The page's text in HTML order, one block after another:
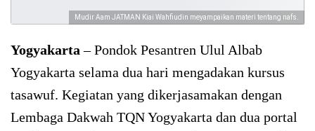
Mudir Aam JATMAN Kiai Wahfiudin meyampaikan materi tentang nafs.
Yogyakarta– Pondok Pesantren Ulul Albab
Yogyakarta selama dua hari mengadakan kursus
tasawuf. Kegiatan yang dikerjasamakan dengan
Lembaga Dakwah TQN Yogyakarta dan dua portal